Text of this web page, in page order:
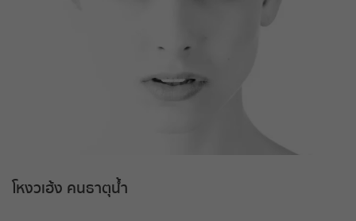
ถ่ายทอดสดหวยไต้หวัน
โหงวเฮ้ง คนธาตุน้ำ